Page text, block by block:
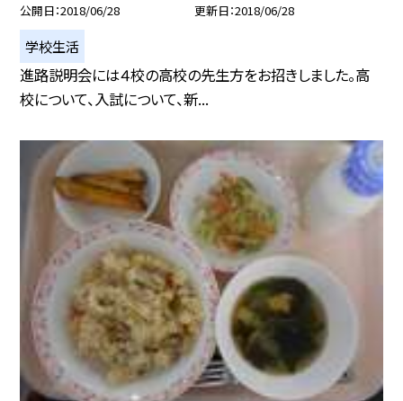
公開日 2018/06/28 更新日 2018/06/28
学校生活
進路説明会には４校の高校の先生方をお招きしました。高
校について、入試について、新...